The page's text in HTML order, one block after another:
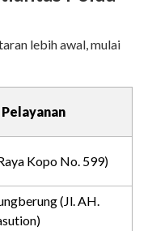
lebih awal, mulai
Kopo No. 599)
(Jl. AH.